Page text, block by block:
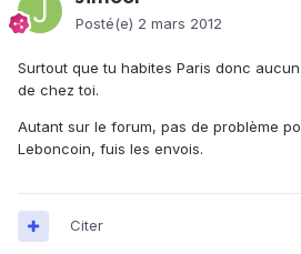
Posté(e) 2 mars 2012
Surtout que tu habites Paris donc
de chez toi.
Autant sur le forum, pas de problème
Leboncoin, fuis les envois.
Citer